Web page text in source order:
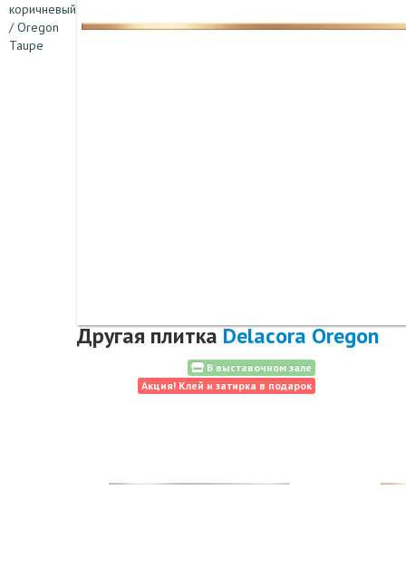
коричневый
/ Oregon
Taupe
Другая плиткаDelacora Oregon
В выставочном зале
Акция! Клей и затирка в подарок